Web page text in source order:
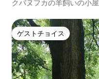
クバヌフカの羊飼いの小屋
ゲストチョイス
ゲストチョイス